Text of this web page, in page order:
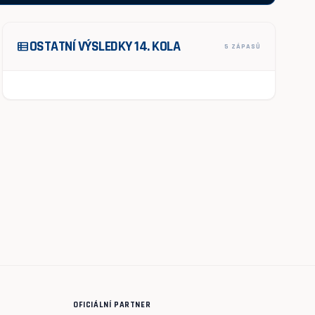
view_listOSTATNÍ VÝSLEDKY 14. KOLA 5 ZÁPASŮ
OFICIÁLNÍ PARTNER